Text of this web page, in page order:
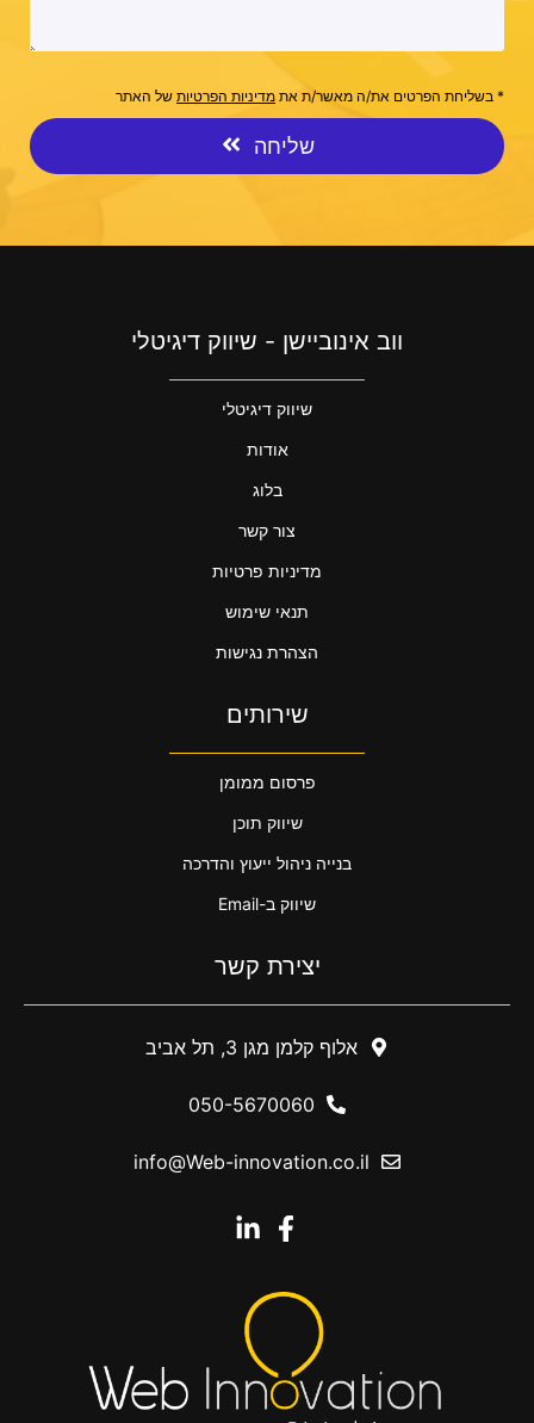
* בשליחת הפרטים את/ה מאשר/ת את מדיניות הפרטיות של האתר
שליחה
ווב אינוביישן - שיווק דיגיטלי
שיווק דיגיטלי
אודות
בלוג
צור קשר
מדיניות פרטיות
תנאי שימוש
הצהרת נגישות
שירותים
פרסום ממומן
שיווק תוכן
בנייה ניהול ייעוץ והדרכה
שיווק ב-Email
יצירת קשר
אלוף קלמן מגן 3, תל אביב
050-5670060
info@Web-innovation.co.il